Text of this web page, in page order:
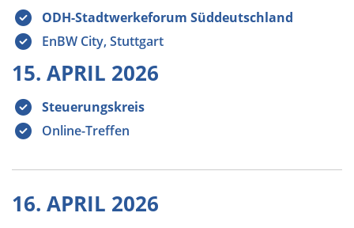
ODH-Stadtwerkeforum Süddeutschland
EnBW City, Stuttgart
15. APRIL 2026
Steuerungskreis
Online-Treffen
16. APRIL 2026